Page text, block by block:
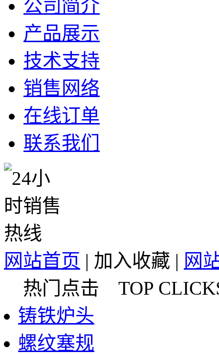
公司简介
产品展示
技术支持
销售网络
在线订单
联系我们
网站首页 | 加入收藏 | 网
热门点击 TOP
铸铁炉头
螺纹塞规